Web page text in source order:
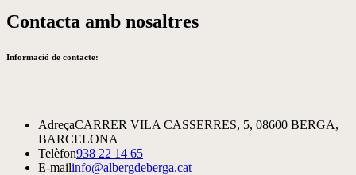
Contacta amb nosaltres
Informació de contacte:
AdreçaCARRER VILA CASSERRES, 5, 08600 BERGA,
BARCELONA
Telèfon938 22 14 65
E-mailinfo@albergdeberga.cat